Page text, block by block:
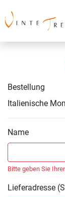
Bestellung
Italienische
Name
Bitte geben Sie
Lieferadresse